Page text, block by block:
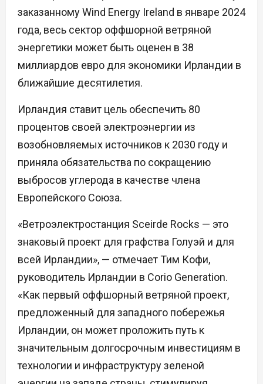
заказанному Wind Energy Ireland в январе 2024
года, весь сектор оффшорной ветряной
энергетики может быть оценен в 38
миллиардов евро для экономики Ирландии в
ближайшие десятилетия.
Ирландия ставит цель обеспечить 80
процентов своей электроэнергии из
возобновляемых источников к 2030 году и
приняла обязательства по сокращению
выбросов углерода в качестве члена
Европейского Союза.
«Ветроэлектростанция Sceirde Rocks — это
знаковый проект для графства Голуэй и для
всей Ирландии», — отмечает Тим Кофи,
руководитель Ирландии в Corio Generation.
«Как первый оффшорный ветряной проект,
предложенный для западного побережья
Ирландии, он может проложить путь к
значительным долгосрочным инвестициям в
технологии и инфраструктуру зеленой